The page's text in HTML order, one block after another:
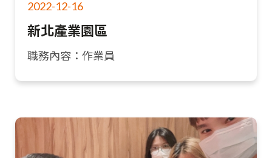
2022-12-16
新北產業園區
職務內容：作業員